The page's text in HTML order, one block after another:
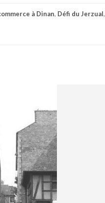
à Dinan, Défi du Jerzual,